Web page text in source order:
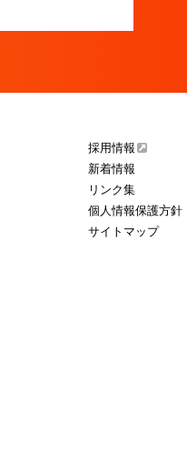
採用情報
新着情報
リンク集
個人情報保護方針
サイトマップ